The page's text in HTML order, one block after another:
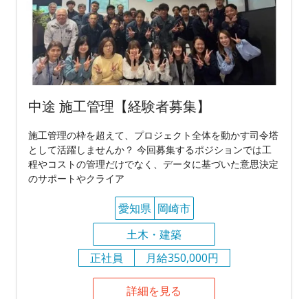
中途 施工管理【経験者募集】
施工管理の枠を超えて、プロジェクト全体を動かす司令塔
として活躍しませんか？ 今回募集するポジションでは工
程やコストの管理だけでなく、データに基づいた意思決定
のサポートやクライア
愛知県 岡崎市
土木・建築
正社員
月給350,000円
詳細を見る